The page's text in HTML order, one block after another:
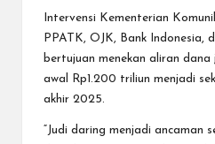
Intervensi Kementerian
PPATK, OJK, Bank Indonesia,
bertujuan menekan aliran
awal Rp1.200 triliun menjadi
akhir 2025.
“Judi daring menjadi ancaman